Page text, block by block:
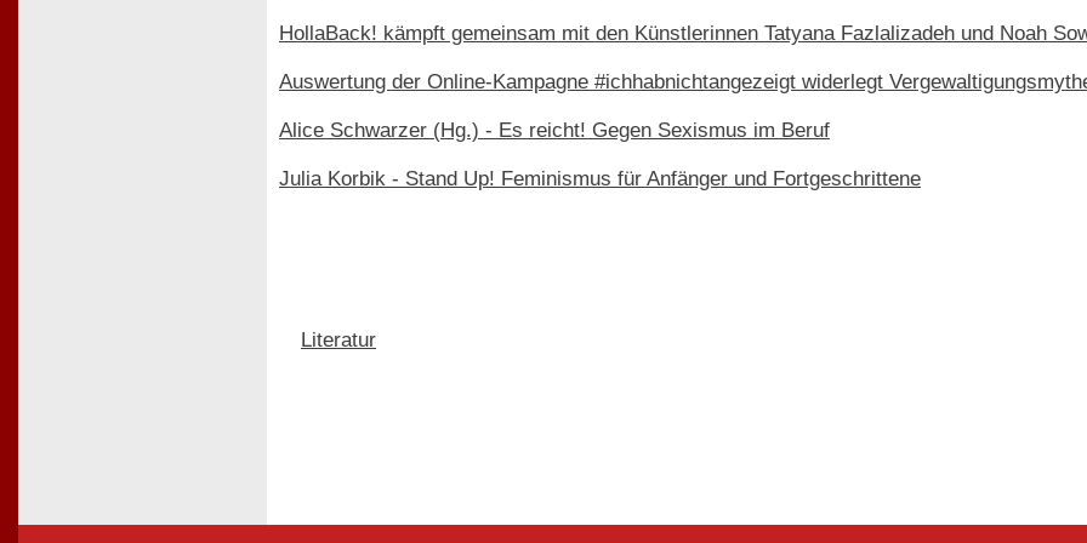
HollaBack! kämpft gemeinsam mit den Künstlerinnen Tatyana Fazlalizadeh und Noah
Auswertung der Online-Kampagne #ichhabnichtangezeigt widerlegt
Alice Schwarzer (Hg.) - Es reicht! Gegen Sexismus im Beruf
Julia Korbik - Stand Up! Feminismus für Anfänger und Fortgeschrittene
Literatur